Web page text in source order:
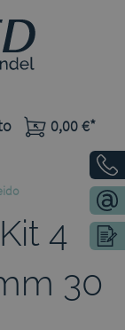
0,00 €*
4
30